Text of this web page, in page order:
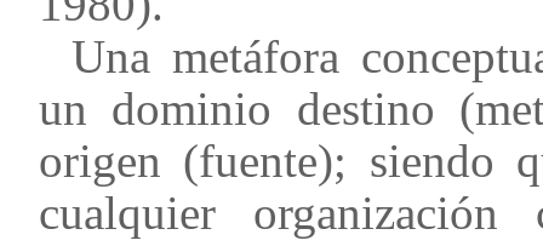
Una metáfora
un dominio destino
origen (fuente); siendo
cualquier organización